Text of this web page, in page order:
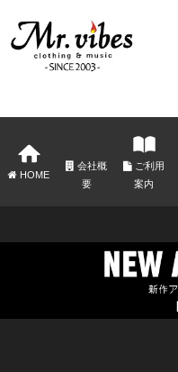
HOME
会社概
要
ご利用
案内